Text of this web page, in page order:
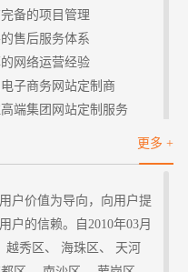
备的项目管理
售后服务体系
网络运营经验
子商务网站定制商
端集团网站定制服务
更多 +
户价值为导向，向用户提
户的信赖。自2010年03月
秀区、 海珠区、 天河